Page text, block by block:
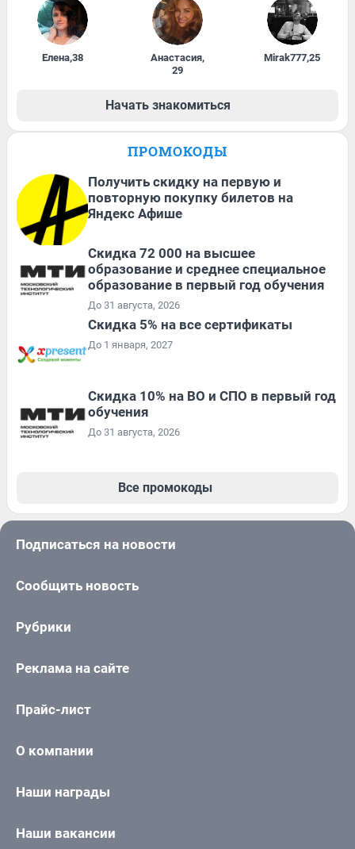
Елена,38 Анастасия,
29
Mirak777,25
Начать знакомиться
ПРОМОКОДЫ
Получить скидку на первую и
повторную покупку билетов на
Яндекс Афише
Скидка 72 000 на высшее
образование и среднее специальное
образование в первый год обучения
До 31 августа, 2026
Скидка 5% на все сертификаты
До 1 января, 2027
Скидка 10% на ВО и СПО в первый год
обучения
До 31 августа, 2026
Все промокоды
Подписаться на новости
Сообщить новость
Рубрики
Реклама на сайте
Прайс-лист
О компании
Наши награды
Наши вакансии